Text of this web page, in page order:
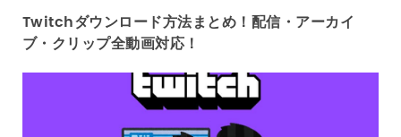
Twitchダウンロード方法まとめ！配信・アーカイ
ブ・クリップ全動画対応！